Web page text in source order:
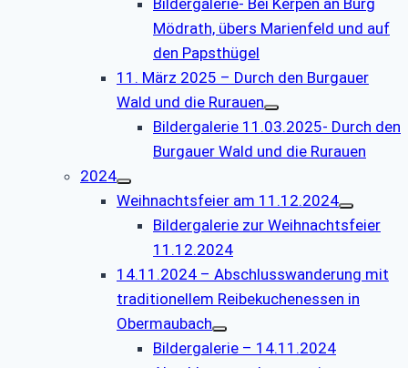
Mödrath, übers Marienfeld und auf
den Papsthügel
11. März 2025 – Durch den Burgauer
Wald und die Rurauen
Bildergalerie 11.03.2025- Durch den
Burgauer Wald und die Rurauen
2024
Weihnachtsfeier am 11.12.2024
Bildergalerie zur Weihnachtsfeier
11.12.2024
14.11.2024 – Abschlusswanderung mit
traditionellem Reibekuchenessen in
Obermaubach
Bildergalerie – 14.11.2024